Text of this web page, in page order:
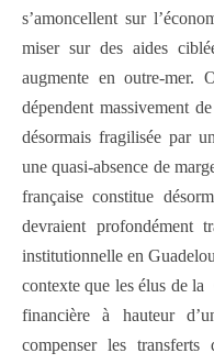
s’amoncellent sur
miser sur des aides
augmente en outre-mer.
dépendent massivement
désormais fragilisée par
une quasi-absence de
française constitue
devraient profondément
institutionnelle en
contexte que les élus de
financière à hauteur
compenser les transferts